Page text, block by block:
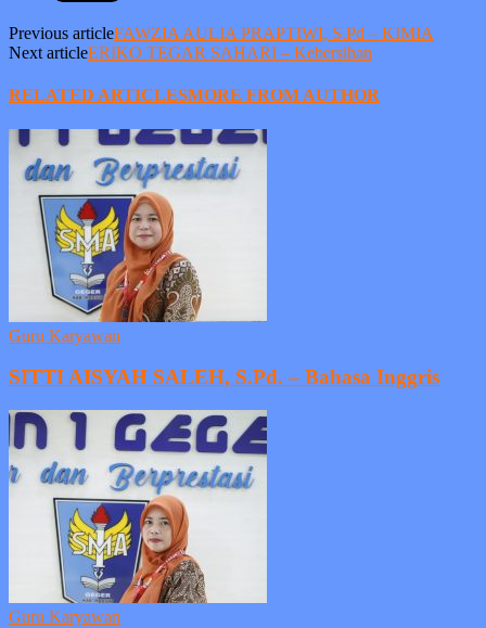
Previous articleFAWZIA AULIA PRAPTIWI, S.Pd – KIMIA
Next articleERIKO TEGAR SAHARI – Kebersihan
RELATED ARTICLESMORE FROM AUTHOR
Guru Karyawan
SITTI AISYAH SALEH, S.Pd. – Bahasa Inggris
Guru Karyawan